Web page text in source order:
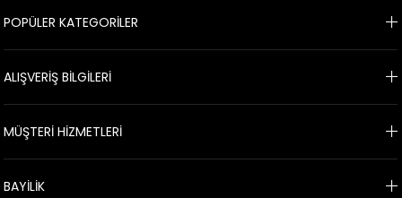
POPÜLER KATEGORİLER
ALIŞVERİŞ BİLGİLERİ
MÜŞTERİ HİZMETLERİ
BAYİLİK